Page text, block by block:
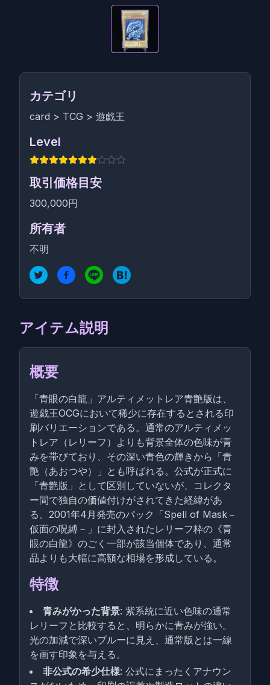
カテゴリ
card > TCG > 遊戯王
Level
取引価格目安
300,000円
所有者
不明
アイテム説明
概要
「青眼の白龍」アルティメットレア青艶版は、
遊戯王OCGにおいて稀少に存在するとされる印
刷バリエーションである。通常のアルティメッ
トレア（レリーフ）よりも背景全体の色味が青
みを帯びており、その深い青色の輝きから「青
艶（あおつや）」とも呼ばれる。公式が正式に
「青艶版」として区別していないが、コレクタ
ー間で独自の価値付けがされてきた経緯があ
る。2001年4月発売のパック「Spell of Mask－
仮面の呪縛－」に封入されたレリーフ枠の《青
眼の白龍》のごく一部が該当個体であり、通常
品よりも大幅に高額な相場を形成している。
特徴
青みがかった背景: 紫系統に近い色味の通常
レリーフと比較すると、明らかに青みが強い。
光の加減で深いブルーに見え、通常版とは一線
を画す印象を与える。
非公式の希少仕様: 公式にまったくアナウン